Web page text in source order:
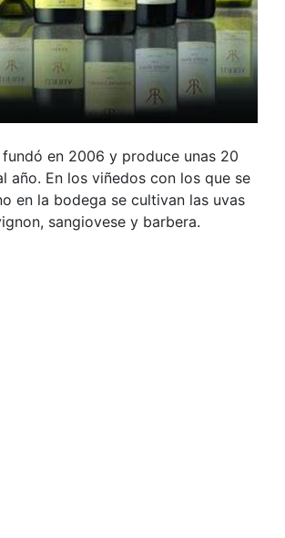
en 2006 y produce unas 20
año. En los viñedos con los que se
en la bodega se cultivan las uvas
sangiovese y barbera.